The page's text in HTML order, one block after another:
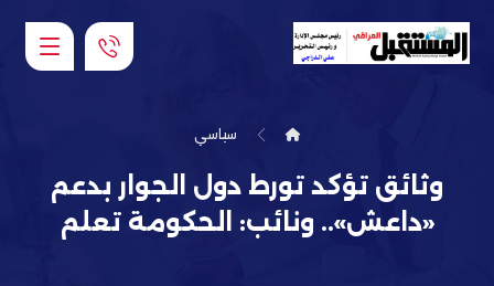
سياسي
وثائق تؤكد تورط دول الجوار بدعم
«داعش».. ونائب: الحكومة تعلم